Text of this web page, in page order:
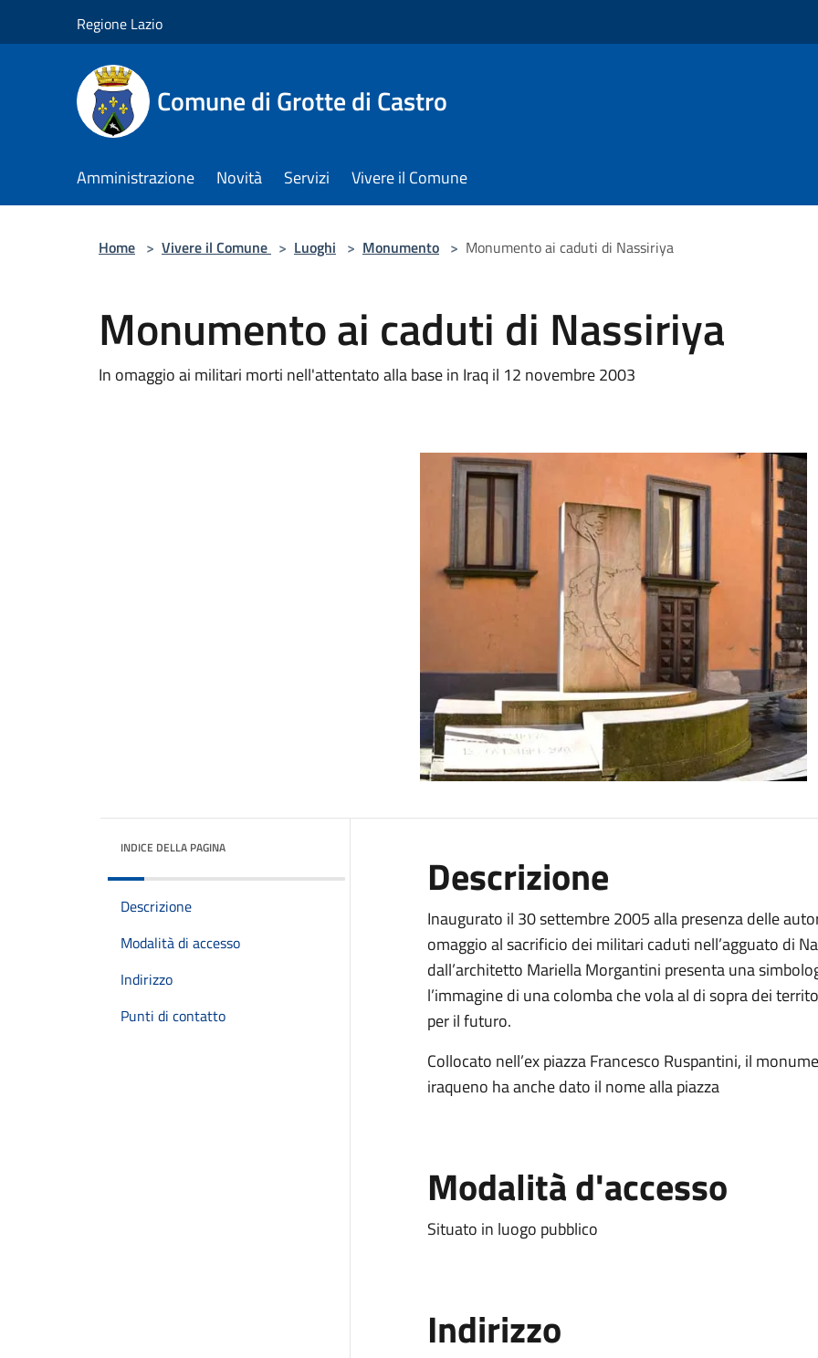
Regione Lazio
Comune di Grotte di Castro
Amministrazione Novità Servizi Vivere il Comune
Home > Vivere il Comune > Luoghi > Monumento > Monumento ai caduti di Nassiriya
Monumento ai caduti di Nassiriya
In omaggio ai militari morti nell'attentato alla base in Iraq il 12 novembre 2003
INDICE DELLA PAGINA
Descrizione
Modalità di accesso
Indirizzo
Punti di contatto
Descrizione
Inaugurato il 30 settembre 2005 alla presenza delle
omaggio al sacrificio dei militari caduti nell’agguato di
dall’architetto Mariella Morgantini presenta una
l’immagine di una colomba che vola al di sopra dei
per il futuro.
Collocato nell’ex piazza Francesco Ruspantini, il
iraqueno ha anche dato il nome alla piazza
Modalità d'accesso
Situato in luogo pubblico
Indirizzo